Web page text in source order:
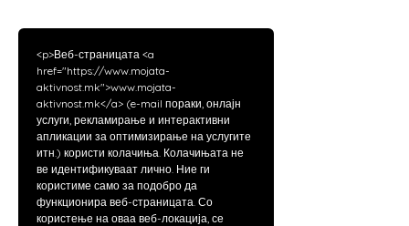
<p>Веб-страницата <a
href="https://www.mojata-
aktivnost.mk">www.mojata-
aktivnost.mk</a> (e-mail пораки, онлајн
услуги, рекламирање и интерактивни
апликации за оптимизирање на услугите
итн.) користи колачиња. Колачињата не
ве идентификуваат лично. Ние ги
користиме само за подобро да
функционира веб-страницата. Со
користење на оваа веб-локација, се